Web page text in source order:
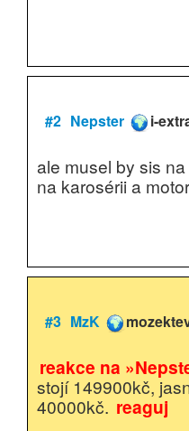
#2 Nepster i-
ale musel by sis
na karosérii a
#3 MzK
reakce na
stojí 149900kč,
40000kč. reaguj